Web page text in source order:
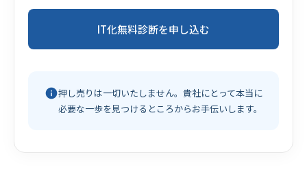
info押し売りは一切いたしません。貴社にとって本当に
必要な一歩を見つけるところからお手伝いします。